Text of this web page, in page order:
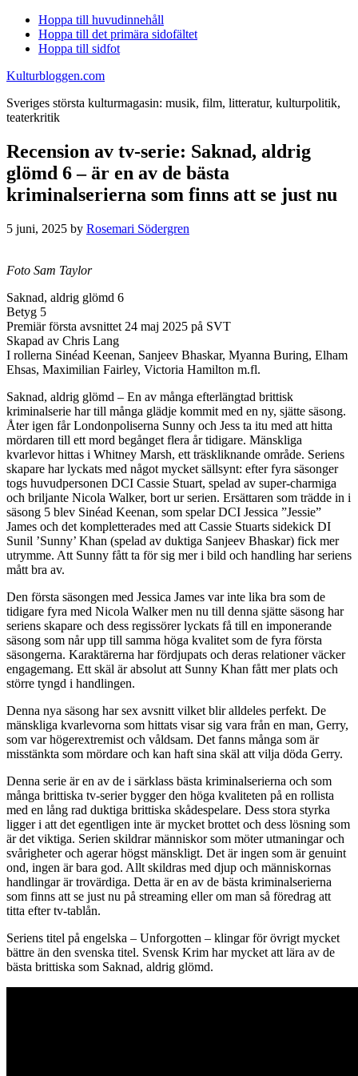
Hoppa till huvudinnehåll
Hoppa till det primära sidofältet
Hoppa till sidfot
Kulturbloggen.com
Sveriges största kulturmagasin: musik, film, litteratur, kulturpolitik,
teaterkritik
Recension av tv-serie: Saknad, aldrig
glömd 6 – är en av de bästa
kriminalserierna som finns att se just nu
5 juni, 2025 by Rosemari Södergren
Foto Sam Taylor
Saknad, aldrig glömd 6
Betyg 5
Premiär första avsnittet 24 maj 2025 på SVT
Skapad av Chris Lang
I rollerna Sinéad Keenan, Sanjeev Bhaskar, Myanna Buring, Elham
Ehsas, Maximilian Fairley, Victoria Hamilton m.fl.
Saknad, aldrig glömd – En av många efterlängtad brittisk
kriminalserie har till många glädje kommit med en ny, sjätte säsong.
Åter igen får Londonpoliserna Sunny och Jess ta itu med att hitta
mördaren till ett mord begånget flera år tidigare. Mänskliga
kvarlevor hittas i Whitney Marsh, ett träskliknande område. Seriens
skapare har lyckats med något mycket sällsynt: efter fyra säsonger
togs huvudpersonen DCI Cassie Stuart, spelad av super-charmiga
och briljante Nicola Walker, bort ur serien. Ersättaren som trädde in i
säsong 5 blev Sinéad Keenan, som spelar DCI Jessica ”Jessie”
James och det kompletterades med att Cassie Stuarts sidekick DI
Sunil ’Sunny’ Khan (spelad av duktiga Sanjeev Bhaskar) fick mer
utrymme. Att Sunny fått ta för sig mer i bild och handling har seriens
mått bra av.
Den första säsongen med Jessica James var inte lika bra som de
tidigare fyra med Nicola Walker men nu till denna sjätte säsong har
seriens skapare och dess regissörer lyckats få till en imponerande
säsong som når upp till samma höga kvalitet som de fyra första
säsongerna. Karaktärerna har fördjupats och deras relationer väcker
engagemang. Ett skäl är absolut att Sunny Khan fått mer plats och
större tyngd i handlingen.
Denna nya säsong har sex avsnitt vilket blir alldeles perfekt. De
mänskliga kvarlevorna som hittats visar sig vara från en man, Gerry,
som var högerextremist och våldsam. Det fanns många som är
misstänkta som mördare och kan haft sina skäl att vilja döda Gerry.
Denna serie är en av de i särklass bästa kriminalserierna och som
många brittiska tv-serier bygger den höga kvaliteten på en rollista
med en lång rad duktiga brittiska skådespelare. Dess stora styrka
ligger i att det egentligen inte är mycket brottet och dess lösning som
är det viktiga. Serien skildrar människor som möter utmaningar och
svårigheter och agerar högst mänskligt. Det är ingen som är genuint
ond, ingen är bara god. Allt skildras med djup och människornas
handlingar är trovärdiga. Detta är en av de bästa kriminalserierna
som finns att se just nu på streaming eller om man så föredrag att
titta efter tv-tablån.
Seriens titel på engelska – Unforgotten – klingar för övrigt mycket
bättre än den svenska titel. Svensk Krim har mycket att lära av de
bästa brittiska som Saknad, aldrig glömd.